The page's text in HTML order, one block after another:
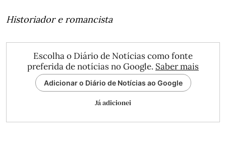
Historiador e romancista
Escolha o Diário de Notícias como fonte
preferida de notícias no Google. Saber mais
Adicionar o Diário de Notícias ao Google
Já adicionei